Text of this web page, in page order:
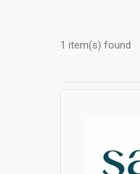
1 item(s) found